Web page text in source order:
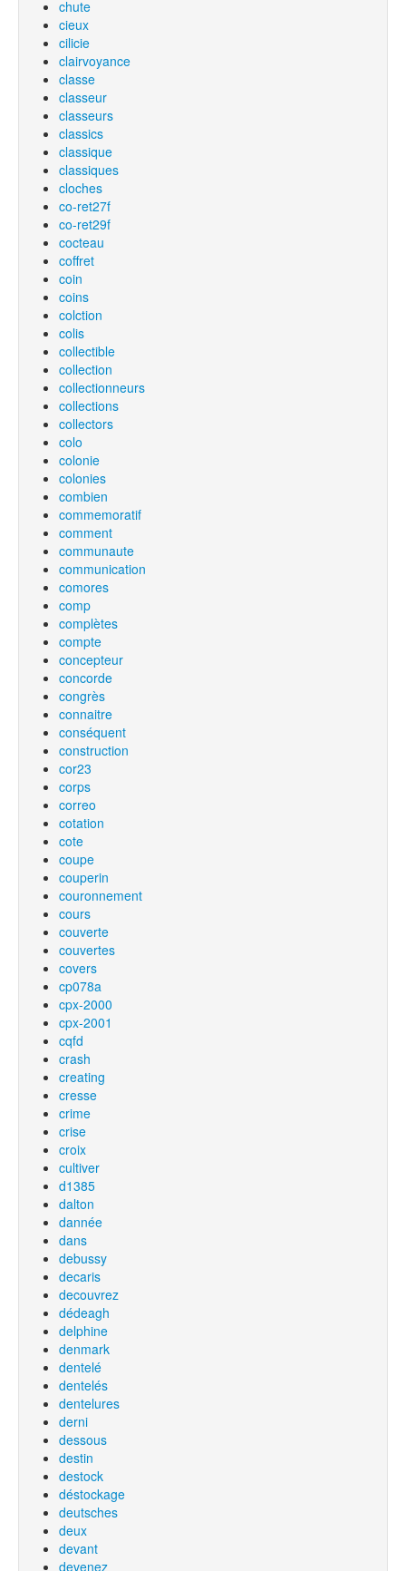
chute
cieux
cilicie
clairvoyance
classe
classeur
classeurs
classics
classique
classiques
cloches
co-ret27f
co-ret29f
cocteau
coffret
coin
coins
colction
colis
collectible
collection
collectionneurs
collections
collectors
colo
colonie
colonies
combien
commemoratif
comment
communaute
communication
comores
comp
complètes
compte
concepteur
concorde
congrès
connaitre
conséquent
construction
cor23
corps
correo
cotation
cote
coupe
couperin
couronnement
cours
couverte
couvertes
covers
cp078a
cpx-2000
cpx-2001
cqfd
crash
creating
cresse
crime
crise
croix
cultiver
d1385
dalton
dannée
dans
debussy
decaris
decouvrez
dédeagh
delphine
denmark
dentelé
dentelés
dentelures
derni
dessous
destin
destock
déstockage
deutsches
deux
devant
devenez